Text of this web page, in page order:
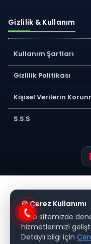
Gizlilik & Kullanım
Kullanım Şartları
Gizlilik Politikası
Kişisel Verilerin
S.S.S
🍪 Çerez Kullanımı
Web sitemizde
hizmetlerimizi
Detaylı bilgi için